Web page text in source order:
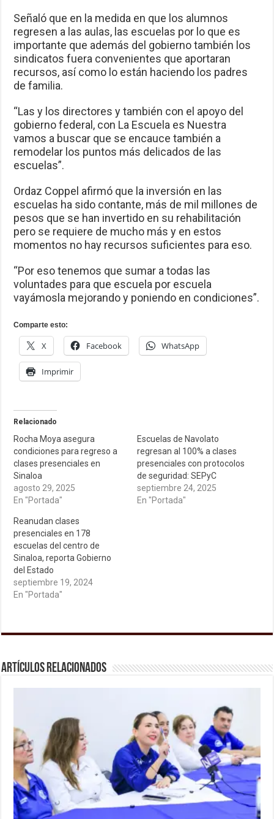
Señaló que en la medida en que los alumnos
regresen a las aulas, las escuelas por lo que es
importante que además del gobierno también los
sindicatos fuera convenientes que aportaran
recursos, así como lo están haciendo los padres
de familia.
“Las y los directores y también con el apoyo del
gobierno federal, con La Escuela es Nuestra
vamos a buscar que se encauce también a
remodelar los puntos más delicados de las
escuelas”.
Ordaz Coppel afirmó que la inversión en las
escuelas ha sido contante, más de mil millones de
pesos que se han invertido en su rehabilitación
pero se requiere de mucho más y en estos
momentos no hay recursos suficientes para eso.
“Por eso tenemos que sumar a todas las
voluntades para que escuela por escuela
vayámosla mejorando y poniendo en condiciones”.
Comparte esto:
X Facebook WhatsApp
Imprimir
Relacionado
Rocha Moya asegura
condiciones para regreso a
clases presenciales en
Sinaloa
agosto 29, 2025
En "Portada"
Escuelas de Navolato
regresan al 100% a clases
presenciales con protocolos
de seguridad: SEPyC
septiembre 24, 2025
En "Portada"
Reanudan clases
presenciales en 178
escuelas del centro de
Sinaloa, reporta Gobierno
del Estado
septiembre 19, 2024
En "Portada"
Artículos relacionados